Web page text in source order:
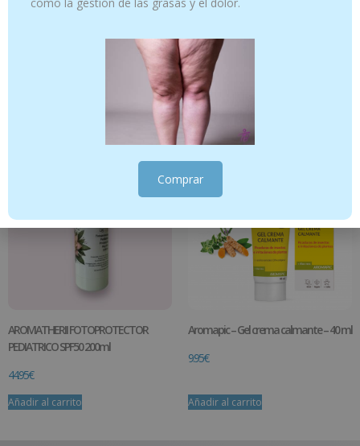
PACK PICADURAS PRANAROM
MINERAL PEDIATRICO SPF50 50ml
19.95 €
Añadir al carrito
AROMATHERII FOTOPROTECTOR
PEDIATRICO SPF50 200ml
44.95€
Añadir al carrito
Aromapic – Gel crema calmante – 40 ml
9.95€
Añadir al carrito
Comprar